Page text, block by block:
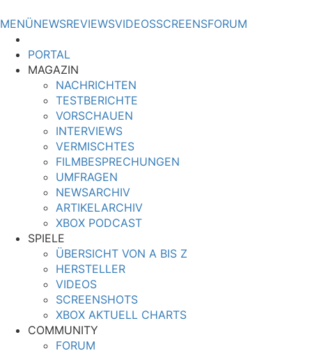
MENÜNEWSREVIEWSVIDEOSSCREENSFORUM
PORTAL
MAGAZIN
NACHRICHTEN
TESTBERICHTE
VORSCHAUEN
INTERVIEWS
VERMISCHTES
FILMBESPRECHUNGEN
UMFRAGEN
NEWSARCHIV
ARTIKELARCHIV
XBOX PODCAST
SPIELE
ÜBERSICHT VON A BIS Z
HERSTELLER
VIDEOS
SCREENSHOTS
XBOX AKTUELL CHARTS
COMMUNITY
FORUM